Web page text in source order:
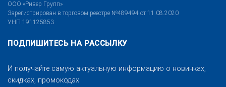
ООО «Ривер Групп»
Зарегистрирован в торговом реестре №489494 от 11.08.2020
УНП 191125853
ПОДПИШИТЕСЬ НА РАССЫЛКУ
И получайте самую актуальную информацию о новинках,
скидках, промокодах